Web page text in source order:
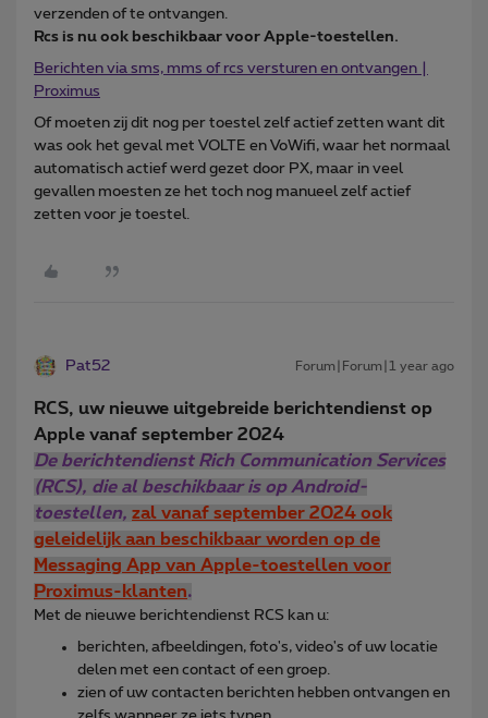
verzenden of te ontvangen.
Rcs is nu ook beschikbaar voor Apple-toestellen.
Berichten via sms, mms of rcs versturen en ontvangen |
Proximus
Of moeten zij dit nog per toestel zelf actief zetten want dit
was ook het geval met VOLTE en VoWifi, waar het normaal
automatisch actief werd gezet door PX, maar in veel
gevallen moesten ze het toch nog manueel zelf actief
zetten voor je toestel.
Pat52 Forum|Forum|1 year ago
RCS, uw nieuwe uitgebreide berichtendienst op
Apple vanaf september 2024
De berichtendienst Rich Communication Services
(RCS), die al beschikbaar is op Android-
toestellen, zal vanaf september 2024 ook
geleidelijk aan beschikbaar worden op de
Messaging App van Apple-toestellen voor
Proximus-klanten.
Met de nieuwe berichtendienst RCS kan u:
berichten, afbeeldingen, foto's, video's of uw locatie
delen met een contact of een groep.
zien of uw contacten berichten hebben ontvangen en